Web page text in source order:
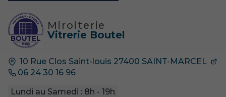
Miroiterie
Vitrerie Boutel
10 Rue Clos Saint-louis 27400 SAINT-MARCEL
06 24 30 16 96
Lundi au Samedi : 8h - 19h